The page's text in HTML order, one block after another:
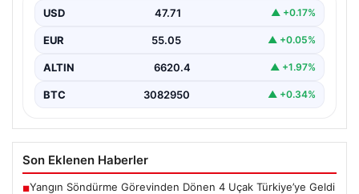
USD 47.71 ▲ +0.17%
EUR 55.05 ▲ +0.05%
ALTIN 6620.4 ▲ +1.97%
BTC 3082950 ▲ +0.34%
Son Eklenen Haberler
■Yangın Söndürme Görevinden Dönen 4 Uçak Türkiye’ye Geldi